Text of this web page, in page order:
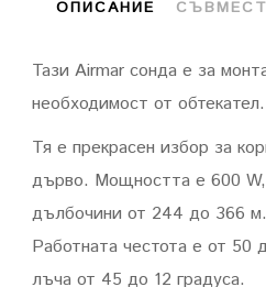
ОПИСАНИЕ
Тази Airmar сонда е за
необходимост от обтекател.
Тя е прекрасен избор за
дърво. Мощността е 600
дълбочини от 244 до 366
Работната честота е от 50
лъча от 45 до 12 градуса.